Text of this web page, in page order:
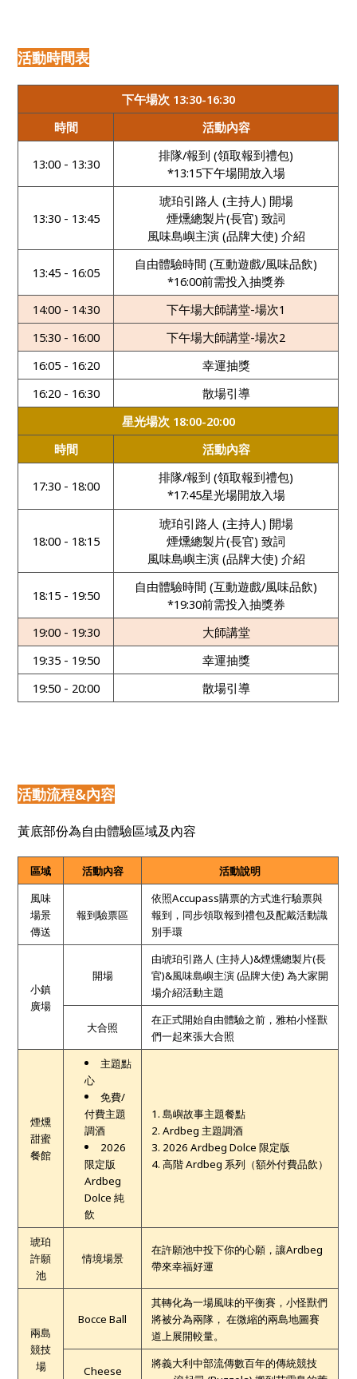
活動時間表
下午場次 13:30-16:30
時間
活動內容
13:00 - 13:30
排隊/報到 (領取報到禮包)
*13:15下午場開放入場
13:30 - 13:45
琥珀引路人 (主持人) 開場
煙燻總製片(長官) 致詞
風味島嶼主演 (品牌大使) 介紹
13:45 - 16:05
自由體驗時間 (互動遊戲/風味品飲)
*16:00前需投入抽獎券
14:00 - 14:30
下午場大師講堂-場次1
15:30 - 16:00
下午場大師講堂-場次2
16:05 - 16:20
幸運抽獎
16:20 - 16:30
散場引導
星光場次 18:00-20:00
時間
活動內容
17:30 - 18:00
排隊/報到 (領取報到禮包)
*17:45星光場開放入場
18:00 - 18:15
琥珀引路人 (主持人) 開場
煙燻總製片(長官) 致詞
風味島嶼主演 (品牌大使) 介紹
18:15 - 19:50
自由體驗時間 (互動遊戲/風味品飲)
*19:30前需投入抽獎券
19:00 - 19:30
大師講堂
19:35 - 19:50
幸運抽獎
19:50 - 20:00
散場引導
活動流程&內容
黃底部份為自由體驗區域及內容
區域 活動內容
活動說明
風味
場景
傳送
報到驗票區
依照Accupass購票的方式進行驗票與
報到，同步領取報到禮包及配戴活動識
別手環
小鎮
廣場
開場
由琥珀引路人 (主持人)&煙燻總製片(長
官)&風味島嶼主演 (品牌大使) 為大家開
場介紹活動主題
大合照
在正式開始自由體驗之前，雅柏小怪獸
們一起來張大合照
煙燻
甜蜜
餐館
主題點
心
免費/
付費主題
調酒
2026
限定版
Ardbeg
Dolce 純
飲
1. 島嶼故事主題餐點
2. Ardbeg 主題調酒
3. 2026 Ardbeg Dolce 限定版
4. 高階 Ardbeg 系列（額外付費品飲）
琥珀
許願
池
情境場景
在許願池中投下你的心願，讓Ardbeg
帶來幸福好運
兩島
競技
場
Bocce Ball
其轉化為一場風味的平衡賽，小怪獸們
將被分為兩隊， ​在微縮的兩島地圖賽
道上展開較量。
Cheese
將義大利中部流傳數百年的傳統競技